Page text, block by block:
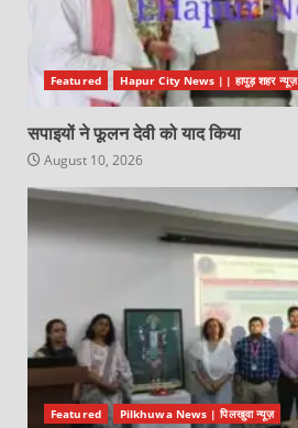
Featured Hapur City News || हापुड़ शहर न्यूज़
सपाइयों ने फूलन देवी को याद किया
August 10, 2026
Featured Pilkhuwa News | पिलखुवा न्यूज़